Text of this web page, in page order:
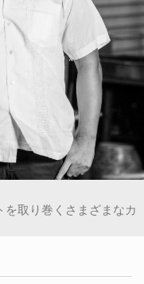
取り巻くさまざまなカ